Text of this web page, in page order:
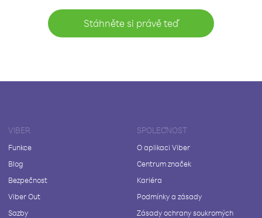
Stáhněte si právě teď
VIBER
Funkce
Blog
Bezpečnost
Viber Out
Sazby
SPOLEČNOST
O aplikaci Viber
Centrum značek
Kariéra
Podmínky a zásady
Zásady ochrany soukromých